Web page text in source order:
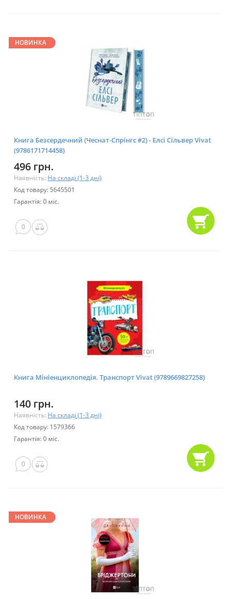
НОВИНКА
Книга Безсердечний (Чеснат-Спрінгс #2) - Елсі Сільвер Vivat
(9786171714458)
496 грн.
Наявність: На складі (1-3 дні)
Код товару: 5645501
Гарантія: 0 міс.
0
Книга Мініенциклопедія. Транспорт Vivat (9789669827258)
140 грн.
Наявність: На складі (1-3 дні)
Код товару: 1579366
Гарантія: 0 міс.
0
НОВИНКА